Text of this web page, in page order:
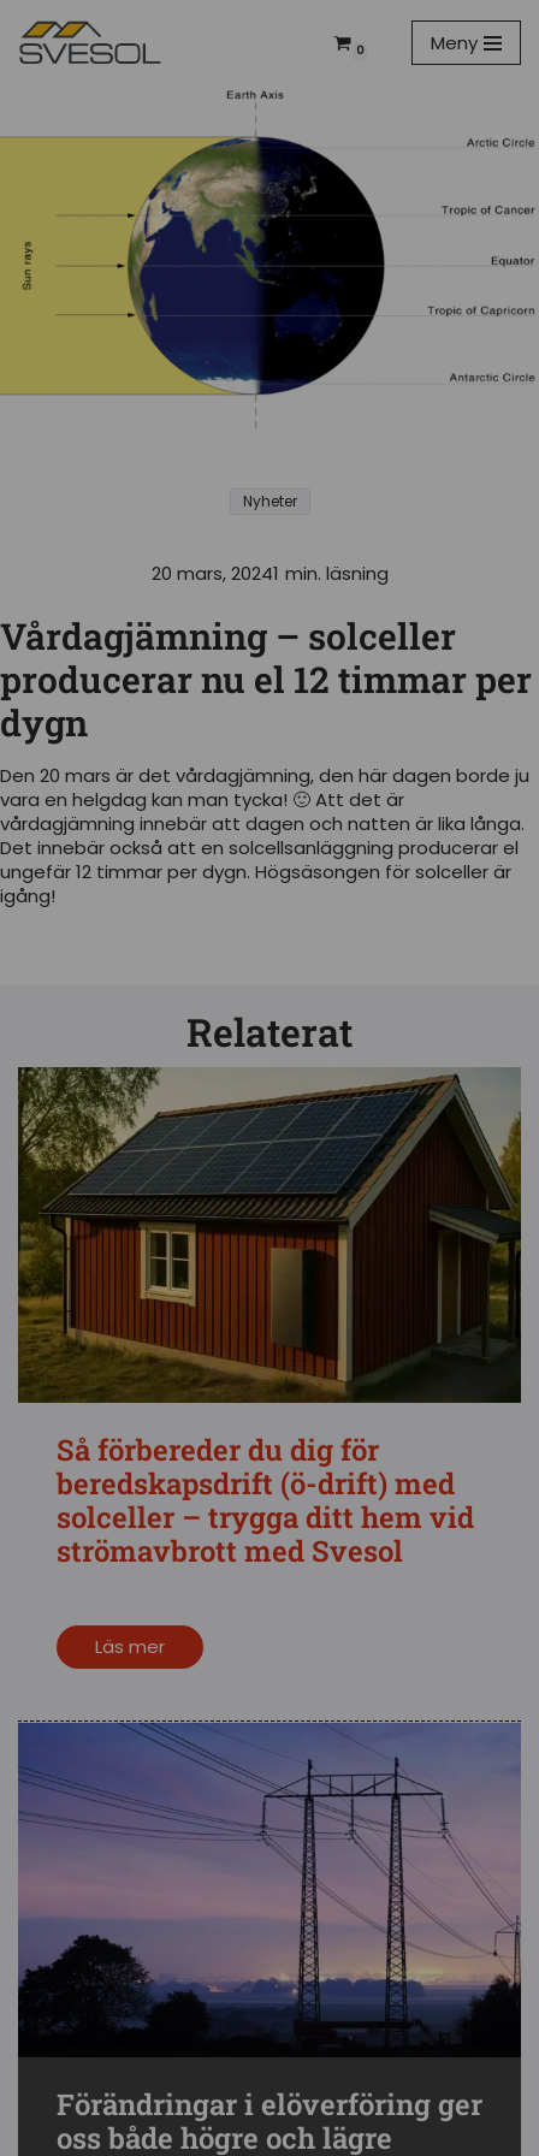
Hoppa
0 Meny
Nyheter
20 mars, 20241 min. läsning
Vårdagjämning – solceller
producerar nu el 12 timmar per
dygn
Den 20 mars är det vårdagjämning, den här dagen borde ju
vara en helgdag kan man tycka! 🙂 Att det är
vårdagjämning innebär att dagen och natten är lika långa.
Det innebär också att en solcellsanläggning producerar el
ungefär 12 timmar per dygn. Högsäsongen för solceller är
igång!
Relaterat
Så förbereder du dig för
beredskapsdrift (ö-drift) med
solceller – trygga ditt hem vid
strömavbrott med Svesol
Läs mer
Förändringar i elöverföring ger
oss både högre och lägre